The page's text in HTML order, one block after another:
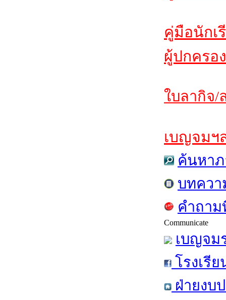
คู่มือนักเ
ผู้ปกครอ
ใบลากิจ/
เบญจมฯ
ค้นหาภ
บทควา
คำถา
Communicate
เบญจม
โรงเรี
ฝ่ายงบ